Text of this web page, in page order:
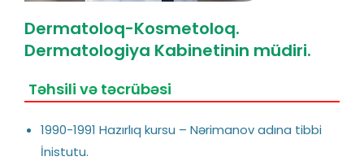
Dermatoloq-Kosmetoloq.
Dermatologiya Kabinetinin müdiri.
Təhsili və təcrübəsi
1990-1991 Hazırlıq kursu – Nərimanov adına tibbi
İnistutu.